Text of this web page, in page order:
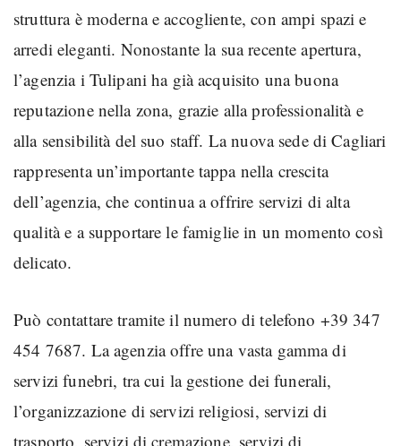
struttura è moderna e accogliente, con ampi spazi e
arredi eleganti. Nonostante la sua recente apertura,
l’agenzia i Tulipani ha già acquisito una buona
reputazione nella zona, grazie alla professionalità e
alla sensibilità del suo staff. La nuova sede di Cagliari
rappresenta un’importante tappa nella crescita
dell’agenzia, che continua a offrire servizi di alta
qualità e a supportare le famiglie in un momento così
delicato.
Può contattare tramite il numero di telefono +39 347
454 7687. La agenzia offre una vasta gamma di
servizi funebri, tra cui la gestione dei funerali,
l’organizzazione di servizi religiosi, servizi di
trasporto, servizi di cremazione, servizi di